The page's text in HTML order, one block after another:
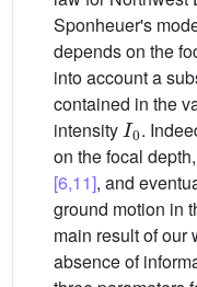
Sponheuer's
depends on the
into account a
contained in the
intensity
I0
.
on the focal
[6,11], and
ground motion in
main result of our
absence of